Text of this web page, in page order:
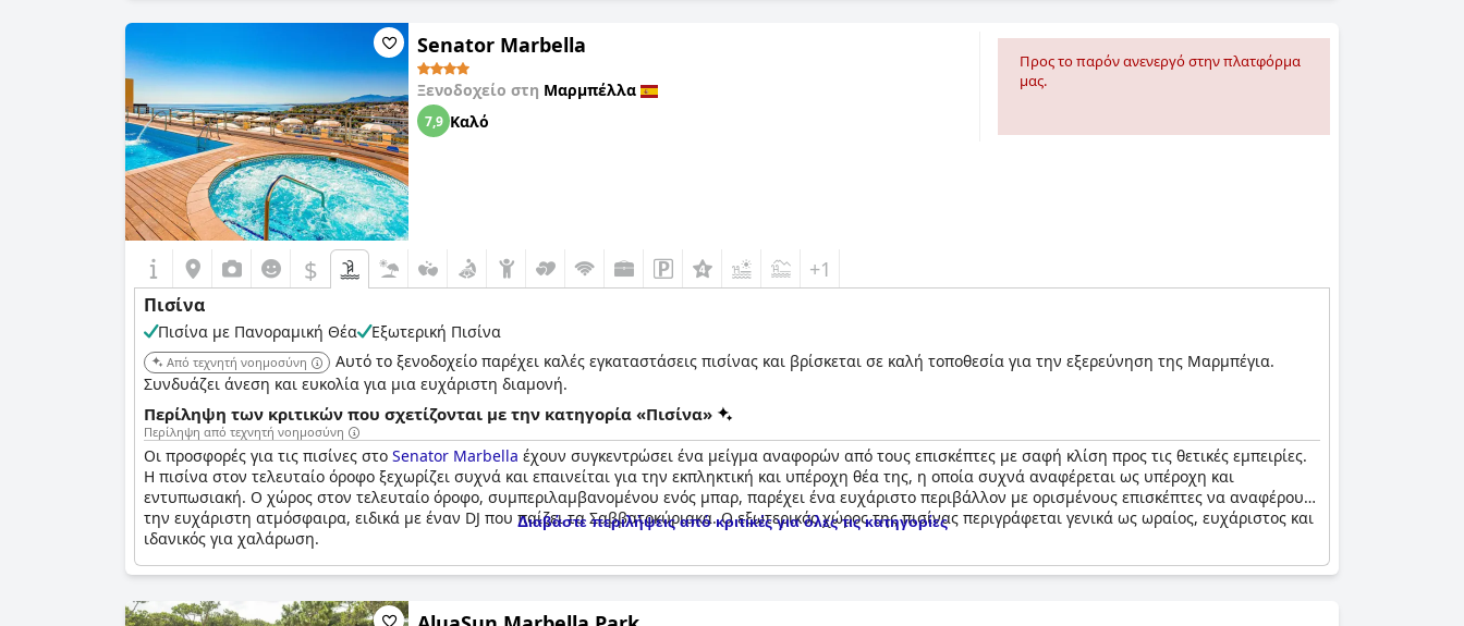
Senator Marbella
Ξενοδοχείο στη Μαρμπέλλα
7,9 Καλό
Προς το παρόν ανενεργό στην πλατφόρμα
μας.
$ +1
Πισίνα
Πισίνα με Πανοραμική Θέα Εξωτερική Πισίνα
Από τεχνητή νοημοσύνη
Αυτό το ξενοδοχείο παρέχει καλές εγκαταστάσεις πισίνας και βρίσκεται σε καλή τοποθεσία για την εξερεύνηση της Μαρμπέγια.
Συνδυάζει άνεση και ευκολία για μια ευχάριστη διαμονή.
Περίληψη των κριτικών που σχετίζονται με την κατηγορία «Πισίνα»
Περίληψη από τεχνητή νοημοσύνη
Οι προσφορές για τις πισίνες στο Senator Marbella έχουν συγκεντρώσει ένα μείγμα αναφορών από τους επισκέπτες με σαφή κλίση προς τις θετικές εμπειρίες.
Η πισίνα στον τελευταίο όροφο ξεχωρίζει συχνά και επαινείται για την εκπληκτική και υπέροχη θέα της, η οποία συχνά αναφέρεται ως υπέροχη και
εντυπωσιακή. Ο χώρος στον τελευταίο όροφο, συμπεριλαμβανομένου ενός μπαρ, παρέχει ένα ευχάριστο περιβάλλον με ορισμένους επισκέπτες να αναφέρουν
την ευχάριστη ατμόσφαιρα, ειδικά με έναν DJ που παίζει τα Σαββατοκύριακα. Ο εξωτερικός χώρος της πισίνας περιγράφεται γενικά ως ωραίος, ευχάριστος και
ιδανικός για χαλάρωση.
Ωστόσο, υπάρχουν ορισμένες κριτικές που αξίζει να σημειωθούν. Οι εγκαταστάσεις της πισίνας συχνά επιβαρύνονται με πρόσθετες χρεώσεις, γεγονός που
απογοήτευσε ορισμένους επισκέπτες. Επιπλέον, οι πισίνες σημειώνονται περιστασιακά ως μικρές με περιορισμένες ξαπλώστρες, γεγονός που τις καθιστά
λιγότερο ιδανικές κατά τις ώρες αιχμής. Το εποχικό κλείσιμο τόσο των εξωτερικών πισινών όσο και των πισινών στον τελευταίο όροφο αποτέλεσε επίσης
Διαβάστε περιλήψεις από κριτικές για όλες τις κατηγορίες